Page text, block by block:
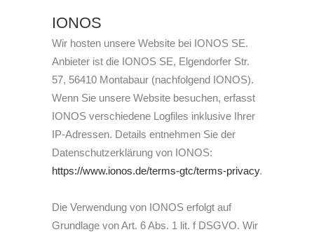
IONOS
Wir hosten unsere Website bei IONOS SE.
Anbieter ist die IONOS SE, Elgendorfer Str.
57, 56410 Montabaur (nachfolgend IONOS).
Wenn Sie unsere Website besuchen, erfasst
IONOS verschiedene Logfiles inklusive Ihrer
IP-Adressen. Details entnehmen Sie der
Datenschutzerklärung von IONOS:
https://www.ionos.de/terms-gtc/terms-privacy.
Die Verwendung von IONOS erfolgt auf
Grundlage von Art. 6 Abs. 1 lit. f DSGVO. Wir